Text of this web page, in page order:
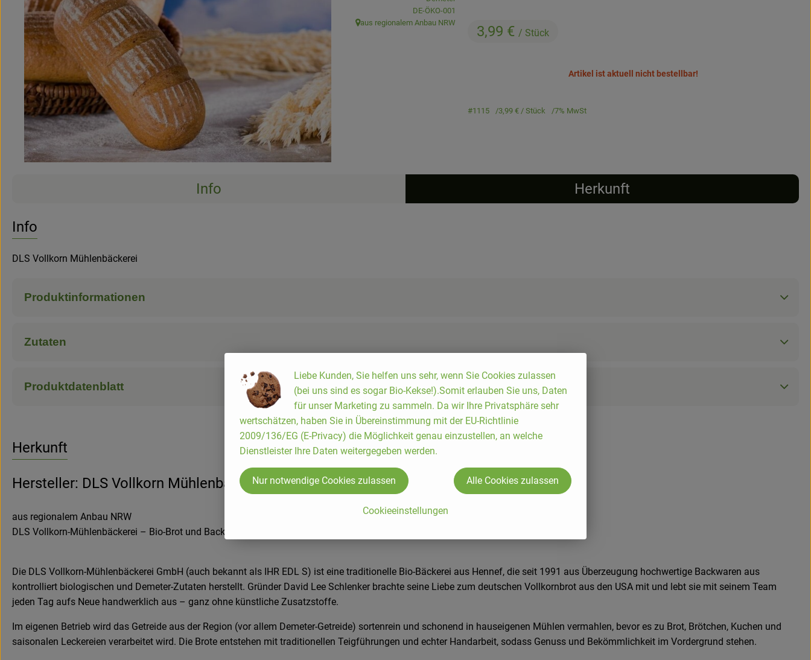
3,99 € / Stück
, Kontrollstelle:
DE-ÖKO-001
, Herkunft:
aus regionalem Anbau NRW
Artikel ist aktuell nicht bestellbar!
#1115 3,99 € / Stück 7% MwSt
Info Herkunft
Info
DLS Vollkorn Mühlenbäckerei
Produktinformationen
Zutaten
Produktdatenblatt
Herkunft
Hersteller: DLS Vollkorn Mühlenbäckerei
aus regionalem Anbau NRW
DLS Vollkorn-Mühlenbäckerei – Bio-Brot und Backwaren aus dem Rhein-Sieg-Land
Die DLS Vollkorn-Mühlenbäckerei GmbH (auch bekannt als IHR EDL S) ist eine traditionelle Bio-Bäckerei aus Hennef, die seit 1991 aus Überzeugung hochwertige Backwaren aus
kontrolliert biologischen und Demeter-Zutaten herstellt. Gründer David Lee Schlenker brachte seine Liebe zum deutschen Vollkornbrot aus den USA mit und lebt sie mit seinem Team
jeden Tag aufs Neue handwerklich aus – ganz ohne künstliche Zusatzstoffe.
Im eigenen Betrieb wird das Getreide aus der Region (vor allem Demeter-Getreide) sortenrein und schonend in hauseigenen Mühlen vermahlen, bevor es zu Brot, Brötchen, Kuchen und
saisonalen Leckereien verarbeitet wird. Die Brote entstehen mit traditionellen Teigführungen und echter Handarbeit, sodass Genuss und Bekömmlichkeit im Vordergrund stehen.
Liebe Kunden, Sie helfen uns sehr, wenn Sie Cookies zulassen
(bei uns sind es sogar Bio-Kekse!).Somit erlauben Sie uns, Daten
für unser Marketing zu sammeln. Da wir Ihre Privatsphäre sehr
wertschätzen, haben Sie in Übereinstimmung mit der EU-Richtlinie
2009/136/EG (E-Privacy) die Möglichkeit genau einzustellen, an welche
Dienstleister Ihre Daten weitergegeben werden.
Cookieeinstellungen
Nur notwendige Cookies zulassen Alle Cookies zulassen